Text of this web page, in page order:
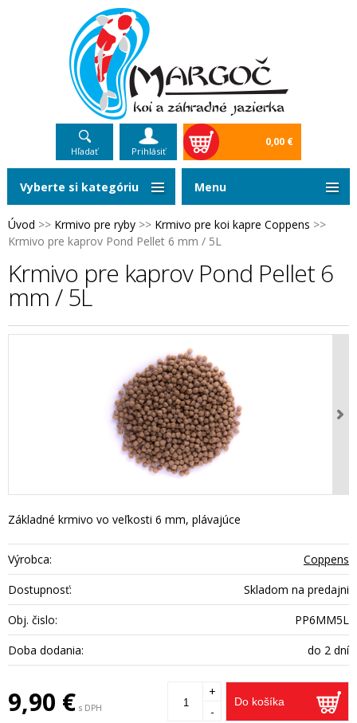
Hľadať Prihlásiť
0,00 €
Úvod >> Krmivo pre ryby >> Krmivo pre koi kapre Coppens >>
Krmivo pre kaprov Pond Pellet 6 mm / 5L
Krmivo pre kaprov Pond Pellet 6
mm / 5L
Základné krmivo vo veľkosti 6 mm, plávajúce
Výrobca:
Coppens
Dostupnosť:
Skladom na predajni
Obj. čislo:
PP6MM5L
Doba dodania:
do 2 dní
9,90 € s DPH Do košíka
+
-
Vyberte si kategóriu Menu